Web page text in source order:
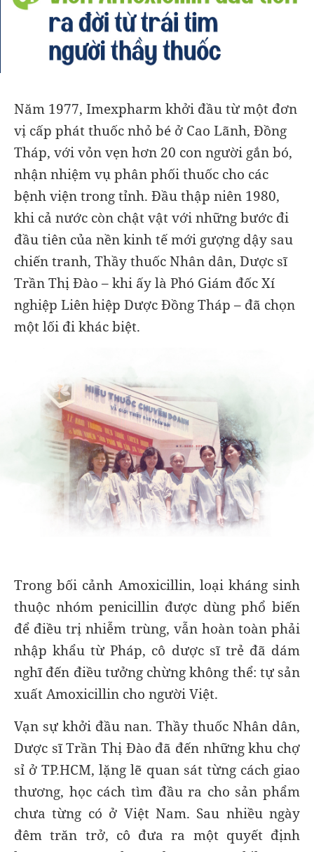
Năm 1977, Imexpharm khởi đầu từ một đơn
vị cấp phát thuốc nhỏ bé ở Cao Lãnh, Đồng
Tháp, với vỏn vẹn hơn 20 con người gắn bó,
nhận nhiệm vụ phân phối thuốc cho các
bệnh viện trong tỉnh. Đầu thập niên 1980,
khi cả nước còn chật vật với những bước đi
đầu tiên của nền kinh tế mới gượng dậy sau
chiến tranh, Thầy thuốc Nhân dân, Dược sĩ
Trần Thị Đào – khi ấy là Phó Giám đốc Xí
nghiệp Liên hiệp Dược Đồng Tháp – đã chọn
một lối đi khác biệt.
Trong bối cảnh Amoxicillin, loại kháng sinh
thuộc nhóm penicillin được dùng phổ biến
để điều trị nhiễm trùng, vẫn hoàn toàn phải
nhập khẩu từ Pháp, cô dược sĩ trẻ đã dám
nghĩ đến điều tưởng chừng không thể: tự sản
xuất Amoxicillin cho người Việt.
Vạn sự khởi đầu nan. Thầy thuốc Nhân dân,
Dược sĩ Trần Thị Đào đã đến những khu chợ
sỉ ở TP.HCM, lặng lẽ quan sát từng cách giao
thương, học cách tìm đầu ra cho sản phẩm
chưa từng có ở Việt Nam. Sau nhiều ngày
đêm trăn trở, cô đưa ra một quyết định